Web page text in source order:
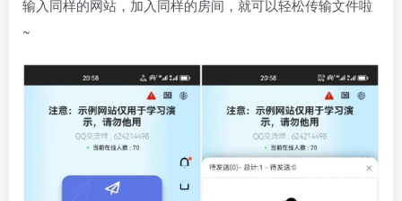
输入同样的网站，加入同样的房间，就可以轻松传输文件啦
~